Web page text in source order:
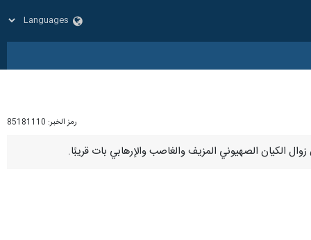
رمز الخبر: 85181110